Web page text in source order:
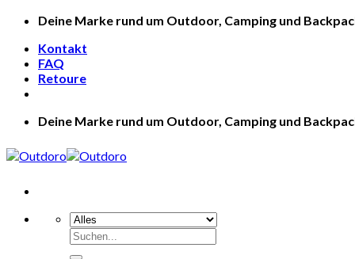
Zum
springen
Deine Marke rund um Outdoor, Camping und
Kontakt
FAQ
Retoure
Deine Marke rund um Outdoor, Camping und
Suche
nach: